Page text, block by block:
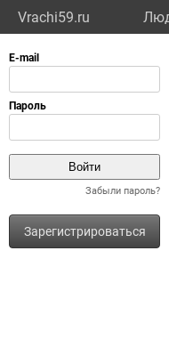
Vrachi59.ru
Забыли пароль?
Зарегистрироваться